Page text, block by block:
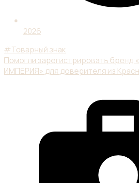
2026
#Товарный знак
Помогли зарегистрировать бренд
ИМПЕРИЯ» для доверителя из